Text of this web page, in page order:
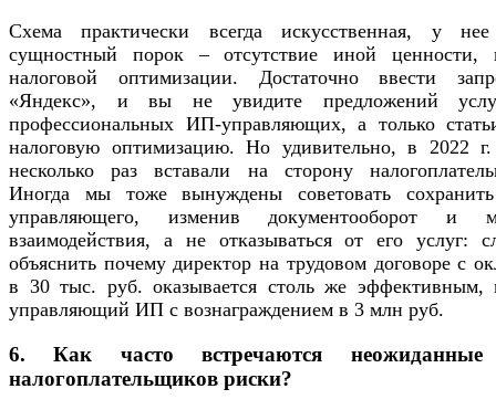
Схема практически всегда искусственная, у
сущностный порок – отсутствие иной ценности,
налоговой оптимизации. Достаточно ввести
«Яндекс», и вы не увидите предложений
профессиональных ИП-управляющих, а только
налоговую оптимизацию. Но удивительно, в 2022
несколько раз вставали на сторону
Иногда мы тоже вынуждены советовать
управляющего, изменив документооборот и
взаимодействия, а не отказываться от его услуг:
объяснить почему директор на трудовом договоре с
в 30 тыс. руб. оказывается столь же эффективным,
управляющий ИП с вознаграждением в 3 млн руб.
6. Как часто встречаются
налогоплательщиков риски?